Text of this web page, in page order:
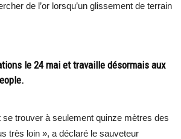
de l’or lorsqu’un glissement de terrain
le 24 mai et travaille désormais aux
trouver à seulement quinze mètres des
très loin », a déclaré le sauveteur